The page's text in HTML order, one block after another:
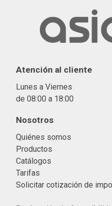
Atención al cliente
Lunes a Viernes
de 08:00 a 18:00
Nosotros
Quiénes somos
Productos
Catálogos
Tarifas
Solicitar cotización de